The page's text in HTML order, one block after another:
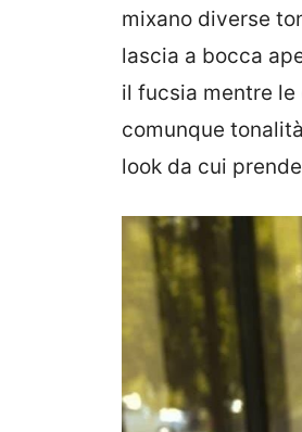
mixano diverse
lascia a bocca
il fucsia mentre
comunque
look da cui